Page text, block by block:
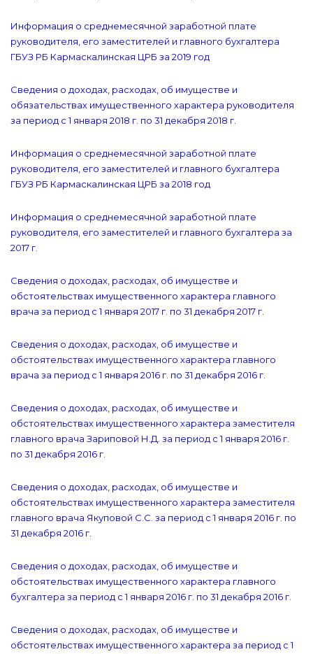
Информация о среднемесячной заработной плате
руководителя, его заместителей и главного бухгалтера
ГБУЗ РБ Кармаскалинская ЦРБ за 2019 год
Сведения о доходах, расходах, об имуществе и
обязательствах имущественного характера руководителя
за период с 1 января 2018 г. по 31 декабря 2018 г.
Информация о среднемесячной заработной плате
руководителя, его заместителей и главного бухгалтера
ГБУЗ РБ Кармаскалинская ЦРБ за 2018 год
Информация о среднемесячной заработной плате
руководителя, его заместителей и главного бухгалтера за
2017 г.
Сведения о доходах, расходах, об имуществе и
обстоятельствах имущественного характера главного
врача за период с 1 января 2017 г. по 31 декабря 2017 г.
Сведения о доходах, расходах, об имуществе и
обстоятельствах имущественного характера главного
врача за период с 1 января 2016 г. по 31 декабря 2016 г.
Сведения о доходах, расходах, об имуществе и
обстоятельствах имущественного характера заместителя
главного врача Зариповой Н.Д. за период с 1 января 2016 г.
по 31 декабря 2016 г.
Сведения о доходах, расходах, об имуществе и
обстоятельствах имущественного характера заместителя
главного врача Якуповой С.С. за период с 1 января 2016 г. по
31 декабря 2016 г.
Сведения о доходах, расходах, об имуществе и
обстоятельствах имущественного характера главного
бухгалтера за период с 1 января 2016 г. по 31 декабря 2016 г.
Сведения о доходах, расходах, об имуществе и
обстоятельствах имущественного характера за период с 1